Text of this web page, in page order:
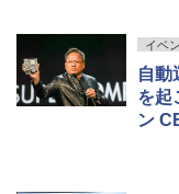
イベ
自動
を起
ン